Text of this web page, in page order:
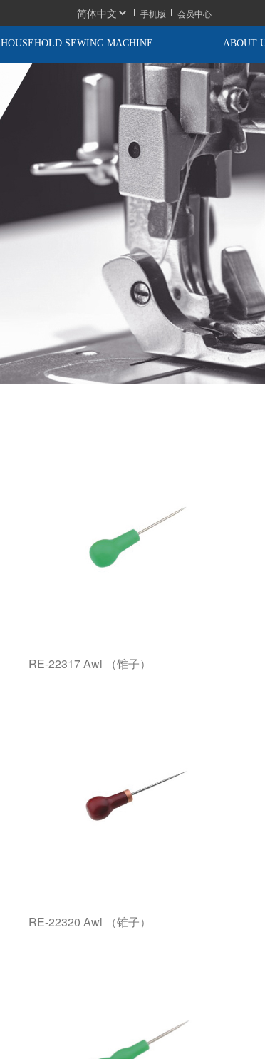
手机版 会员中心
HOUSEHOLD SEWING MACHINE ABOUT
RE-22317 Awl （锥子）
RE-22320 Awl （锥子）